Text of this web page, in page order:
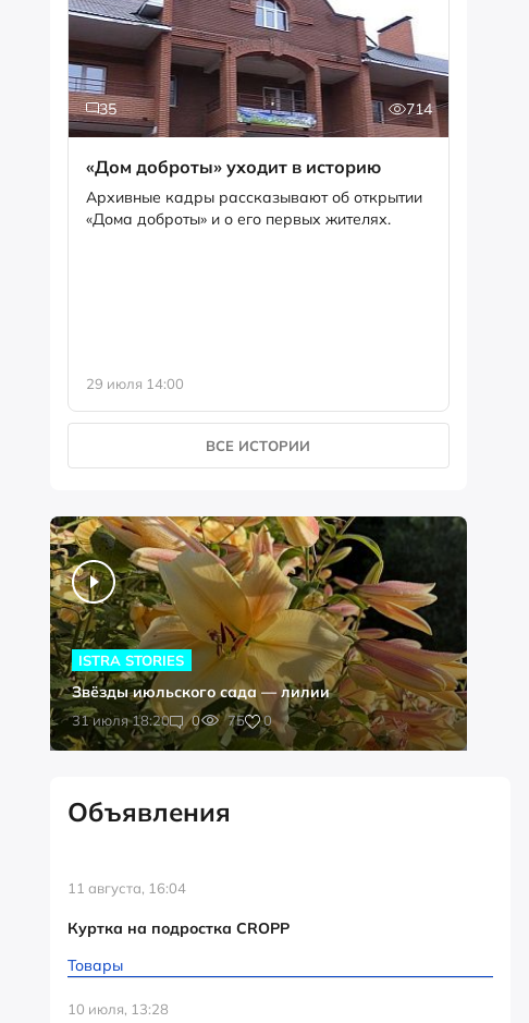
35 714
«Дом доброты» уходит в историю
Архивные кадры рассказывают об открытии
«Дома доброты» и о его первых жителях.
29 июля 14:00
ВСЕ ИСТОРИИ
31 июля 18:20 0 75 0
ISTRA STORIES
Звёзды июльского сада — лилии
Объявления
11 августа, 16:04
Куртка на подростка CROPP
Товары
10 июля, 13:28